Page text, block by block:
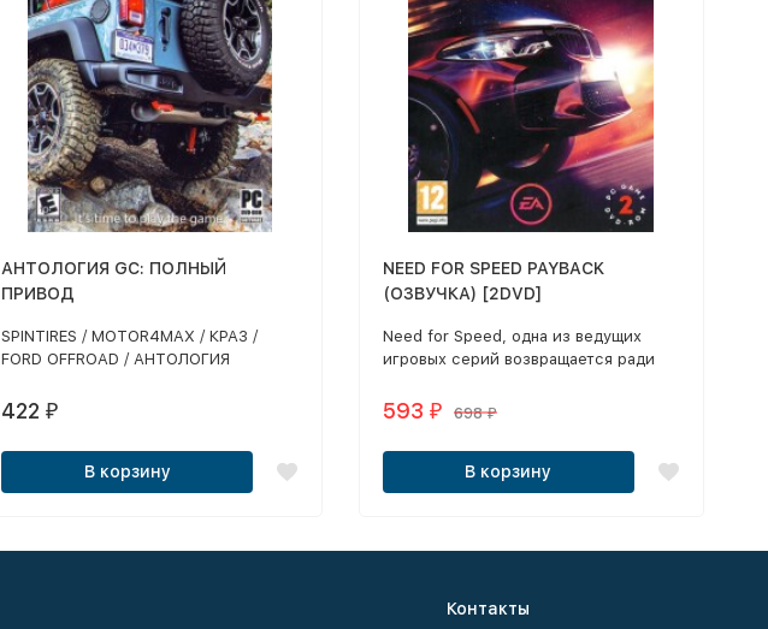
АНТОЛОГИЯ GC: ПОЛНЫЙ
ПРИВОД
SPINTIRES / MOTOR4MAX / КРАЗ /
FORD OFFROAD / АНТОЛОГИЯ
АДДОНАМИ)
422 ₽
В корзину
NEED FOR SPEED PAYBACK
(ОЗВУЧКА) [2DVD]
​Need for Speed, одна из ведущих
игровых серий возвращается ради
Payback.
593 ₽ 698₽
В корзину
Контакты